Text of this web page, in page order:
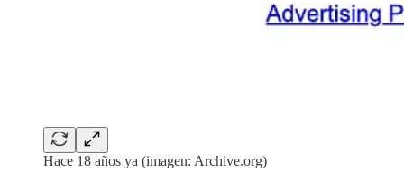
Hace 18 años ya (imagen: Archive.org)